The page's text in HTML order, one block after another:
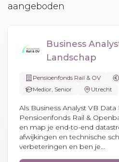
aangeboden
Business
Landschap
Pensioenfonds Rail & OV
Medior, Senior
Utrecht
Als Business Analyst VB
Pensioenfonds Rail &
en map je end-to-end
afwijkingen en technische
verbeteringen en ben je...